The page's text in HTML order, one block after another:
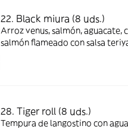
22. Black miura (8 uds.)
Arroz venus, salmón, aguacate,
salmón flameado con salsa
28. Tiger roll (8 uds.)
Tempura de langostino con